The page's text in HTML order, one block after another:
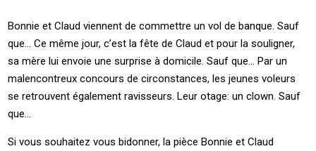
Bonnie et Claud viennent de commettre un vol de banque. Sauf
que… Ce même jour, c’est la fête de Claud et pour la souligner,
sa mère lui envoie une surprise à domicile. Sauf que… Par un
malencontreux concours de circonstances, les jeunes voleurs
se retrouvent également ravisseurs. Leur otage: un clown. Sauf
que…
Si vous souhaitez vous bidonner, la pièce Bonnie et Claud